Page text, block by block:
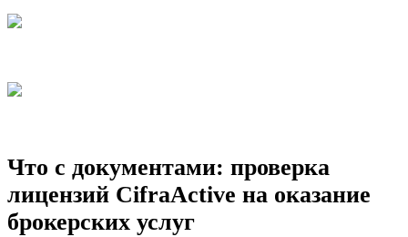
Что с документами: проверка
лицензий CifraActive на оказание
брокерских услуг